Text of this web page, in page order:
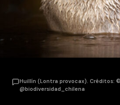
Huillín (Lontra provocax). Créditos:
@biodiversidad_chilena